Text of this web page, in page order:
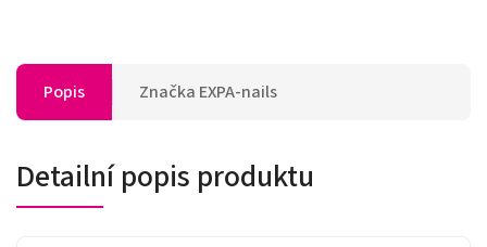
Popis Značka EXPA-nails
Detailní popis produktu